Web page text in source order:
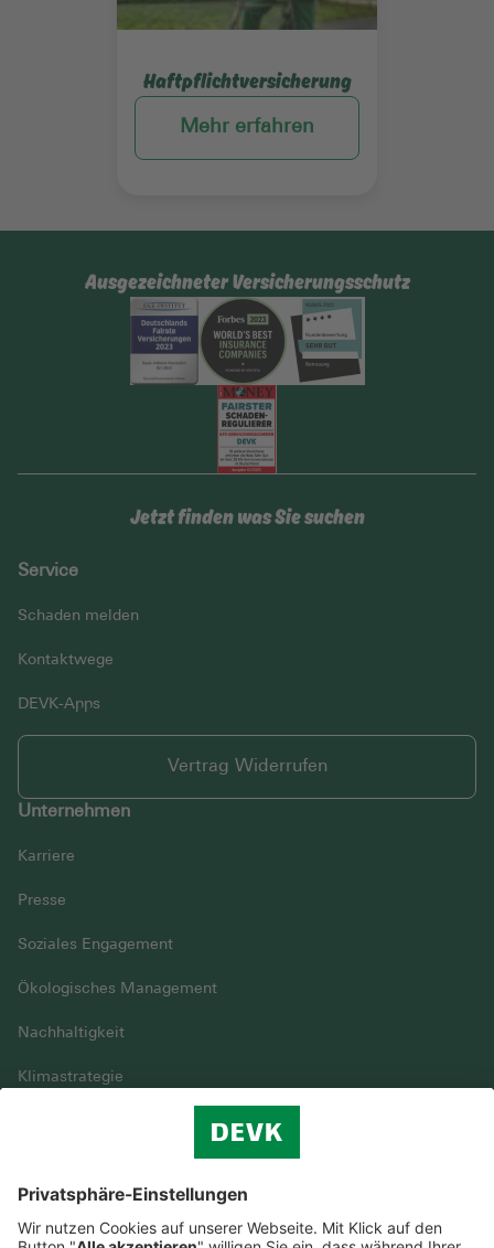
Haftpflichtversicherung
Mehr erfahren
Ausgezeichneter Versicherungsschutz
Jetzt finden was Sie suchen
Service
Schaden melden
Kontaktwege
DEVK-Apps
Vertrag Widerrufen
Unternehmen
Karriere
Presse
Soziales Engagement
Ökologisches Management
Nachhaltigkeit
Klimastrategie
Streitbeilegung